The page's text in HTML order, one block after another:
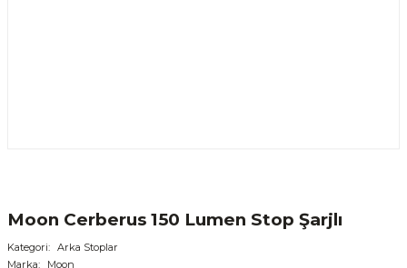
Moon Cerberus 150 Lumen Stop Şarjlı
Kategori
Arka Stoplar
Marka
Moon